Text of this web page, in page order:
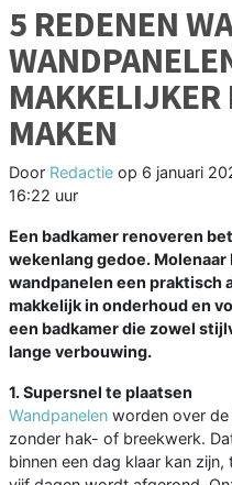
5 REDENEN
MAKKELIJKER
MAKEN
Door Redactie op 6 januari
16:22 uur
Een badkamer renoveren
wekenlang gedoe.
wandpanelen een praktisch
makkelijk in onderhoud en
een badkamer die zowel
lange verbouwing.
1. Supersnel te plaatsen
Wandpanelen worden over
zonder hak- of breekwerk.
binnen een dag klaar kan